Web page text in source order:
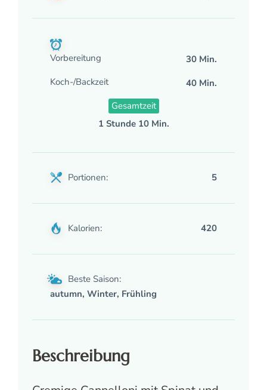
Vorbereitung
30 Min.
Koch-/Backzeit
40 Min.
Gesamtzeit
1 Stunde 10 Min.
Portionen: 5
Kalorien: 420
Beste Saison:
autumn, Winter, Frühling
Beschreibung